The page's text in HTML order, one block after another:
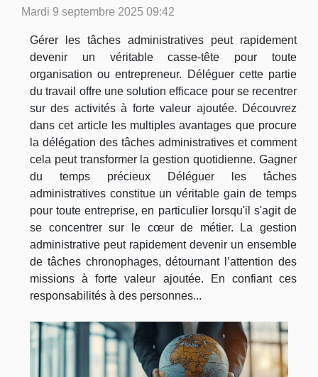
Mardi 9 septembre 2025 09:42
Gérer les tâches administratives peut rapidement
devenir un véritable casse-tête pour toute
organisation ou entrepreneur. Déléguer cette partie
du travail offre une solution efficace pour se recentrer
sur des activités à forte valeur ajoutée. Découvrez
dans cet article les multiples avantages que procure
la délégation des tâches administratives et comment
cela peut transformer la gestion quotidienne. Gagner
du temps précieux Déléguer les tâches
administratives constitue un véritable gain de temps
pour toute entreprise, en particulier lorsqu'il s'agit de
se concentrer sur le cœur de métier. La gestion
administrative peut rapidement devenir un ensemble
de tâches chronophages, détournant l’attention des
missions à forte valeur ajoutée. En confiant ces
responsabilités à des personnes...